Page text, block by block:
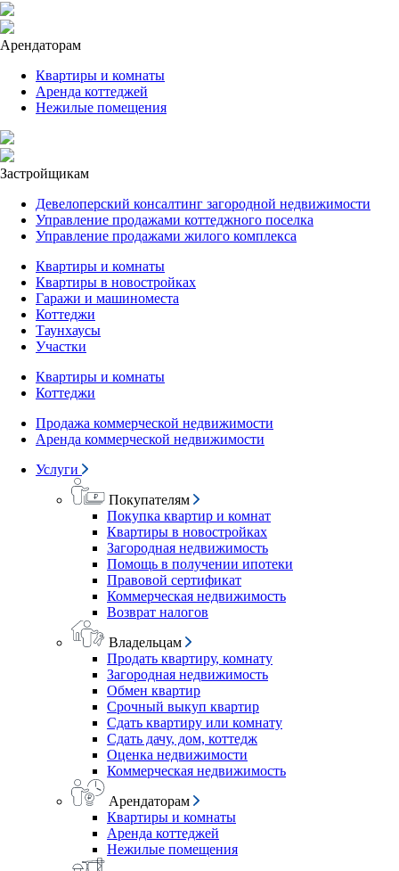
Арендаторам
Квартиры и комнаты
Аренда коттеджей
Нежилые помещения
Застройщикам
Девелоперский консалтинг загородной недвижимости
Управление продажами коттеджного поселка
Управление продажами жилого комплекса
Квартиры и комнаты
Квартиры в новостройках
Гаражи и машиноместа
Коттеджи
Таунхаусы
Участки
Квартиры и комнаты
Коттеджи
Продажа коммерческой недвижимости
Аренда коммерческой недвижимости
Услуги
Покупателям
Покупка квартир и комнат
Квартиры в новостройках
Загородная недвижимость
Помощь в получении ипотеки
Правовой сертификат
Коммерческая недвижимость
Возврат налогов
Владельцам
Продать квартиру, комнату
Загородная недвижимость
Обмен квартир
Срочный выкуп квартир
Сдать квартиру или комнату
Сдать дачу, дом, коттедж
Оценка недвижимости
Коммерческая недвижимость
Арендаторам
Квартиры и комнаты
Аренда коттеджей
Нежилые помещения